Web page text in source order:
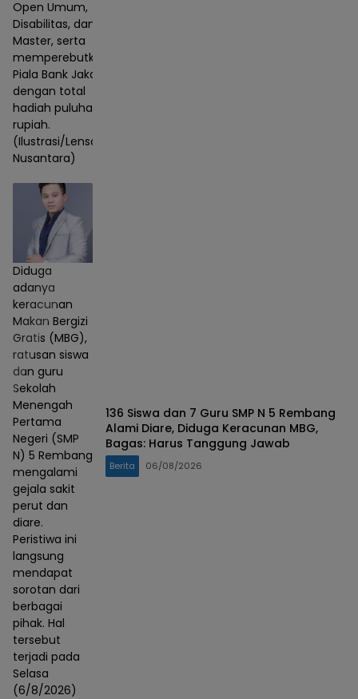
Open Umum,
Disabilitas, dan
Master, serta
memperebutkan
Piala Bank Jakarta
dengan total
hadiah puluhan juta
rupiah.
(Ilustrasi/Lensa
Nusantara)
Diduga
adanya
keracunan
Makan Bergizi
Gratis (MBG),
ratusan siswa
dan guru
Sekolah
Menengah
Pertama
Negeri (SMP
N) 5 Rembang
mengalami
gejala sakit
perut dan
diare.
Peristiwa ini
langsung
mendapat
sorotan dari
berbagai
pihak. Hal
tersebut
terjadi pada
Selasa
(6/8/2026)
136 Siswa dan 7 Guru SMP N 5 Rembang
Alami Diare, Diduga Keracunan MBG,
Bagas: Harus Tanggung Jawab
Berita 06/08/2026